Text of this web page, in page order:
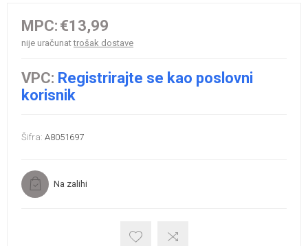
MPC: €13,99
nije uračunattrošak dostave
VPC: Registrirajte se kao poslovni
korisnik
Šifra: A8051697
Na zalihi